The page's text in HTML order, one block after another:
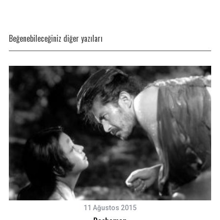
Beğenebileceğiniz diğer yazıları
11 Ağustos 2015